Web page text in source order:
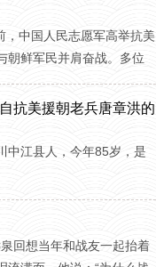
中国人民志愿军高举抗美
朝鲜军民并肩奋战。多位
大贡献。
抗美援朝老兵唐章洪的
中江县人，今年85岁，是
回想当年和战友一起抬着